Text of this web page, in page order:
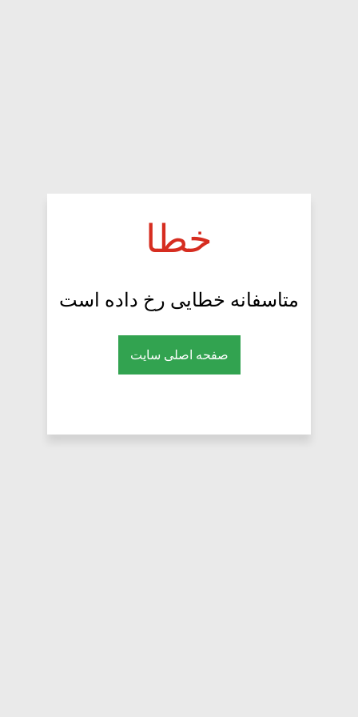
خطا
متاسفانه خطایی رخ داده است
صفحه اصلی سایت